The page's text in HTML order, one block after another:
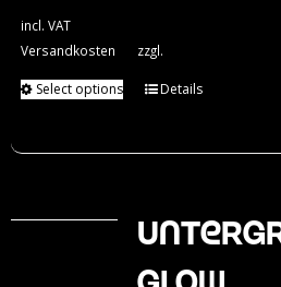
incl. VAT
zzgl.
Versandkosten
Select options Details